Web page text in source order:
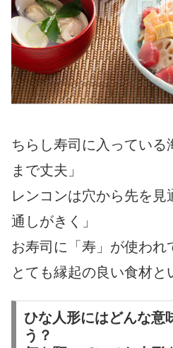
ちらし寿司に入っている
まで丈夫」
レンコンは穴から先を見
通しがきく」
お寿司に「寿」が使われ
とても縁起の良い食材と
ひな人形にはどんな意
う？